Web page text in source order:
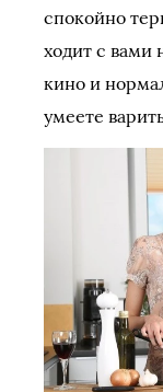
спокойно
ходит с
кино и
умеете